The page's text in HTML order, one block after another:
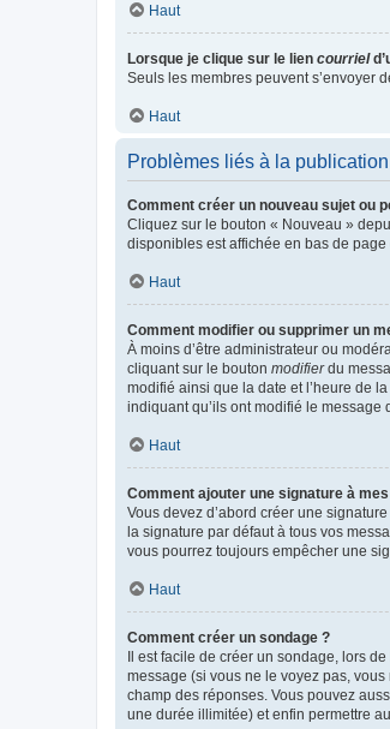
Haut
Lorsque je clique sur le lien courriel
Seuls les membres peuvent s’envoyer
Haut
Problèmes liés à la
Comment créer un nouveau sujet ou
Cliquez sur le bouton « Nouveau »
disponibles est affichée en bas de
Haut
Comment modifier ou supprimer un
À moins d’être administrateur ou
cliquant sur le bouton modifierdu
modifié ainsi que la date et l’heure de
indiquant qu’ils ont modifié le
Haut
Comment ajouter une signature à
Vous devez d’abord créer une
la signature par défaut à tous vos
vous pourrez toujours empêcher une
Haut
Comment créer un sondage ?
Il est facile de créer un sondage, lors
message (si vous ne le voyez pas,
champ des réponses. Vous pouvez
une durée illimitée) et enfin permettre